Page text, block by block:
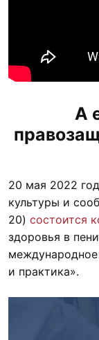
А
20 мая 2022
культуры и
20) состоится
здоровья в
международное
и практика».